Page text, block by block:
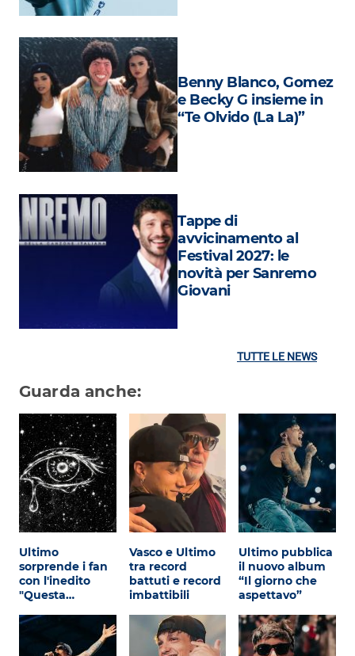
Extra
Eventi
Benny Blanco, Gomez
e Becky G insieme in
“Te Olvido (La La)”
Tappe di
avvicinamento al
Festival 2027: le
novità per Sanremo
Giovani
TUTTE LE NEWS
Guarda anche:
Ultimo
sorprende i fan
con l'inedito
"Questa…
Vasco e Ultimo
tra record
battuti e record
imbattibili
Ultimo pubblica
il nuovo album
“Il giorno che
aspettavo”